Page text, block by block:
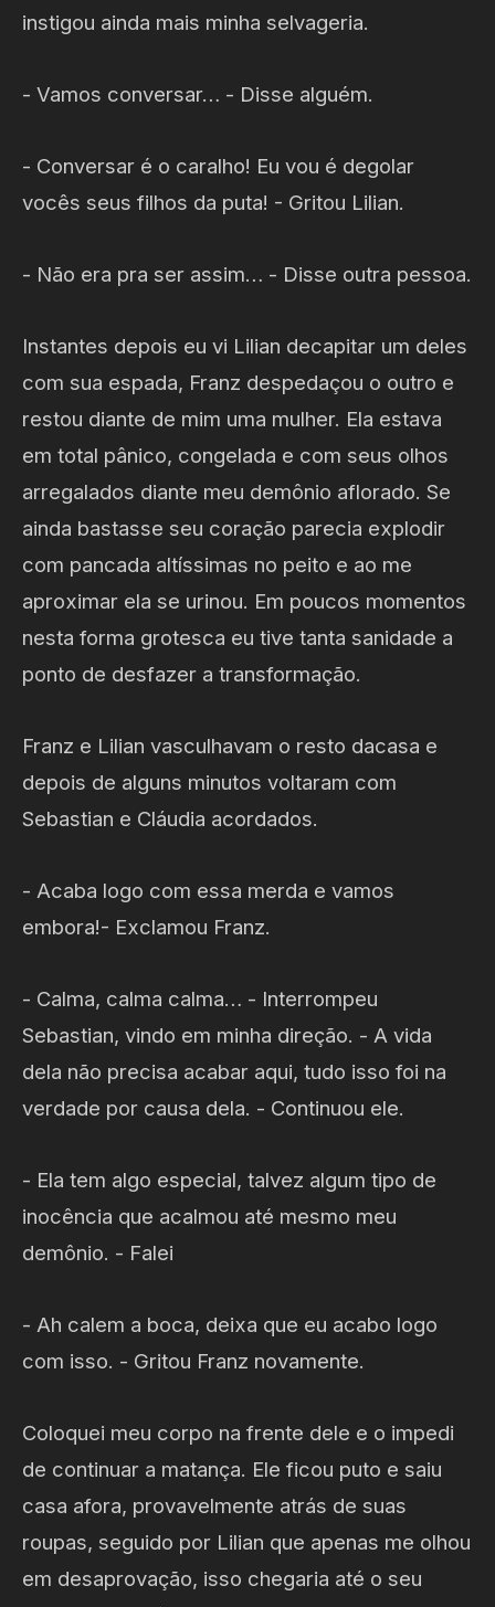
instigou ainda mais minha selvageria.
- Vamos conversar… - Disse alguém.
- Conversar é o caralho! Eu vou é degolar
vocês seus filhos da puta! - Gritou Lilian.
- Não era pra ser assim… - Disse outra pessoa.
Instantes depois eu vi Lilian decapitar um deles
com sua espada, Franz despedaçou o outro e
restou diante de mim uma mulher. Ela estava
em total pânico, congelada e com seus olhos
arregalados diante meu demônio aflorado. Se
ainda bastasse seu coração parecia explodir
com pancada altíssimas no peito e ao me
aproximar ela se urinou. Em poucos momentos
nesta forma grotesca eu tive tanta sanidade a
ponto de desfazer a transformação.
Franz e Lilian vasculhavam o resto dacasa e
depois de alguns minutos voltaram com
Sebastian e Cláudia acordados.
- Acaba logo com essa merda e vamos
embora!- Exclamou Franz.
- Calma, calma calma… - Interrompeu
Sebastian, vindo em minha direção. - A vida
dela não precisa acabar aqui, tudo isso foi na
verdade por causa dela. - Continuou ele.
- Ela tem algo especial, talvez algum tipo de
inocência que acalmou até mesmo meu
demônio. - Falei
- Ah calem a boca, deixa que eu acabo logo
com isso. - Gritou Franz novamente.
Coloquei meu corpo na frente dele e o impedi
de continuar a matança. Ele ficou puto e saiu
casa afora, provavelmente atrás de suas
roupas, seguido por Lilian que apenas me olhou
em desaprovação, isso chegaria até o seu